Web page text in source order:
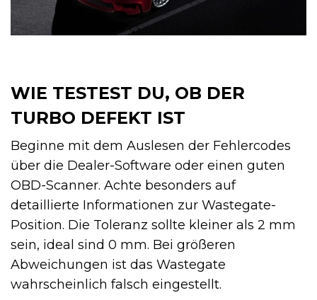
WIE TESTEST DU, OB DER
TURBO DEFEKT IST
Beginne mit dem Auslesen der Fehlercodes
über die Dealer-Software oder einen guten
OBD-Scanner. Achte besonders auf
detaillierte Informationen zur Wastegate-
Position. Die Toleranz sollte kleiner als 2 mm
sein, ideal sind 0 mm. Bei größeren
Abweichungen ist das Wastegate
wahrscheinlich falsch eingestellt.